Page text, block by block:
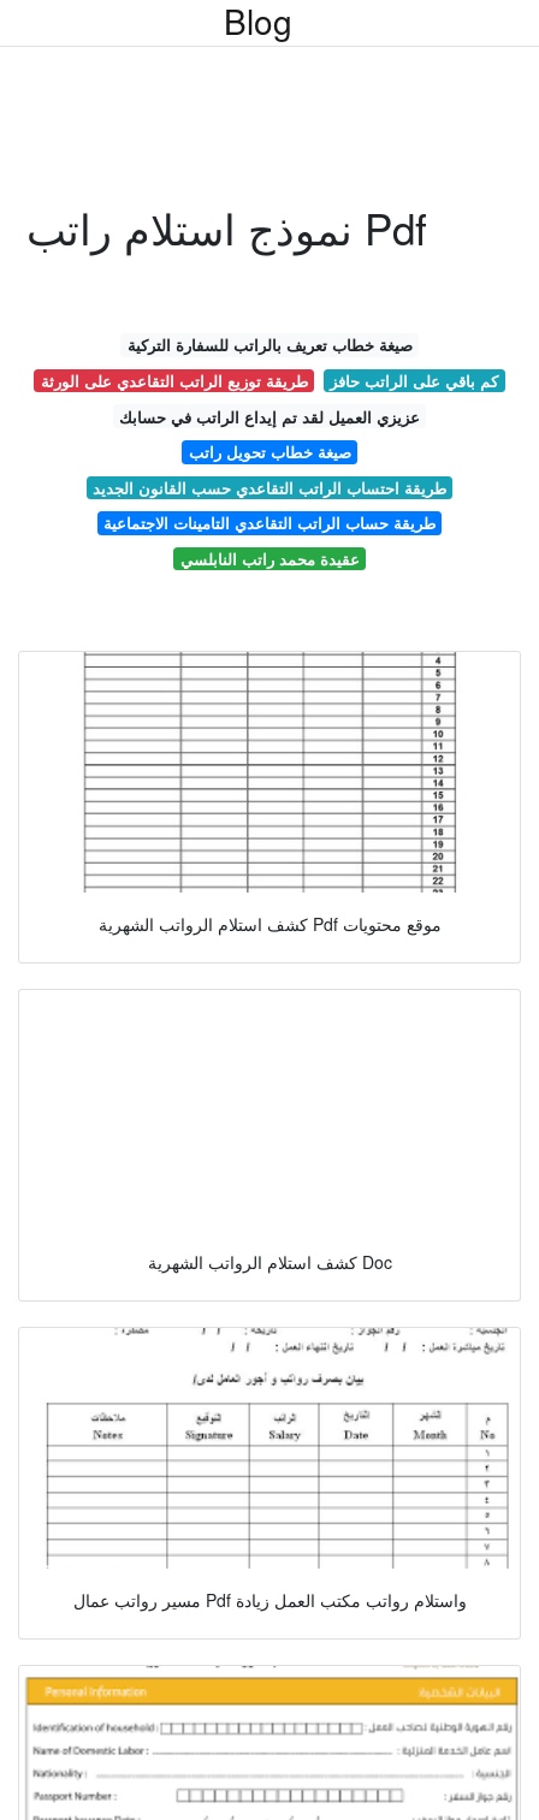
Blog
نموذج استلام راتب Pdf
صيغة خطاب تعريف بالراتب للسفارة التركية
طريقة توزيع الراتب التقاعدي على الورثة
كم باقي على الراتب حافز
عزيزي العميل لقد تم إيداع الراتب في حسابك
صيغة خطاب تحويل راتب
طريقة احتساب الراتب التقاعدي حسب القانون الجديد
طريقة حساب الراتب التقاعدي التامينات الاجتماعية
عقيدة محمد راتب النابلسي
كشف استلام الرواتب الشهرية Pdf موقع محتويات
كشف استلام الرواتب الشهرية Doc
مسير رواتب عمال Pdf واستلام رواتب مكتب العمل زيادة